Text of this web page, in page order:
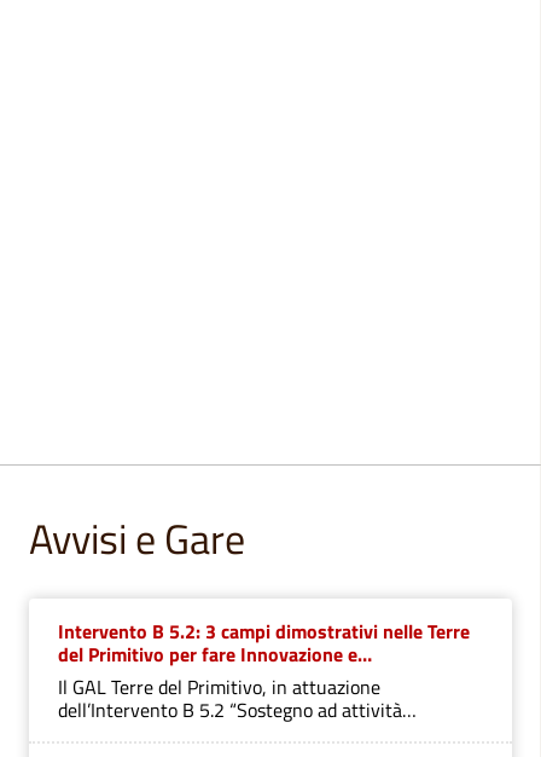
Avvisi e Gare
Intervento B 5.2: 3 campi dimostrativi nelle Terre
del Primitivo per fare Innovazione e
Sperimentazione in Agricoltura.
Il GAL Terre del Primitivo, in attuazione
dell’Intervento B 5.2 “Sostegno ad attività